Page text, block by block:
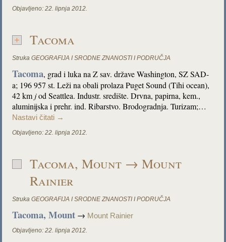
Objavljeno: 22. lipnja 2012.
Tacoma
Struka GEOGRAFIJA I SRODNE ZNANOSTI I PODRUČJA
Tacoma, grad i luka na Z sav. države Washington, SZ SAD-
a; 196 957 st. Leži na obali prolaza Puget Sound (Tihi ocean),
42 km jod Seattlea. Industr. središte. Drvna, papirna, kem.,
aluminijska i prehr. ind. Ribarstvo. Brodogradnja. Turizam;…
Nastavi čitati →
Objavljeno: 22. lipnja 2012.
Tacoma, Mount → Mount
Rainier
Struka GEOGRAFIJA I SRODNE ZNANOSTI I PODRUČJA
Tacoma, Mount → Mount Rainier
Objavljeno: 22. lipnja 2012.